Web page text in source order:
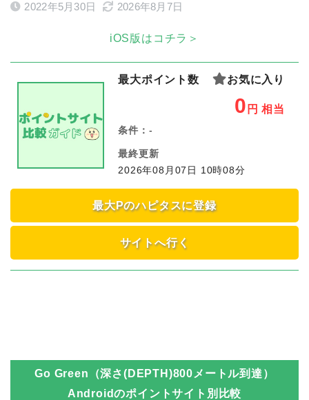
2022年5月30日 2026年8月7日
iOS版はコチラ＞
最大ポイント数 お気に入り
0 円 相当
条件： -
最終更新
2026年08月07日 10時08分
最大Pのハピタスに登録
サイトへ行く
Go Green（深さ(DEPTH)800メートル到達）
Androidのポイントサイト別比較